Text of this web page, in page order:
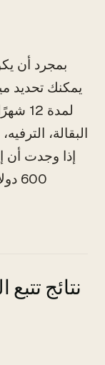
بمجرد أن
يمكنك تحديد
البقالة،
إذا وجدت أن